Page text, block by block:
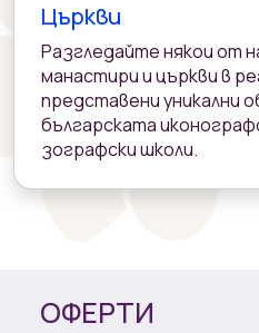
Църкви
Разгледайте някои от
манастири и църкви в
представени уникални
българската
зографски школи.
ОФЕРТИ